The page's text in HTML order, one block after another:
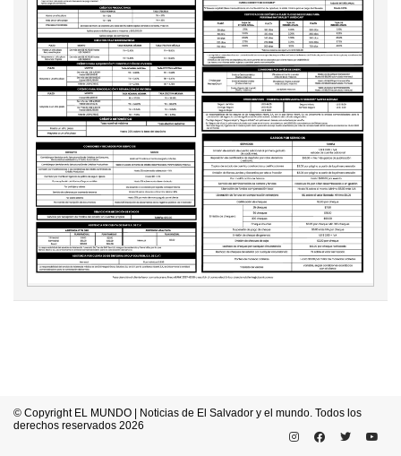
© Copyright EL MUNDO | Noticias de El Salvador y el mundo. Todos los
derechos reservados 2026